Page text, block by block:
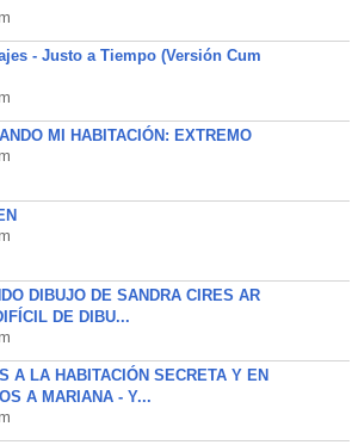
- Justo a Tiempo (Versión Cum
MI HABITACIÓN: EXTREMO
DIBUJO DE SANDRA CIRES AR
DE DIBU...
A LA HABITACIÓN SECRETA Y EN
A MARIANA - Y...